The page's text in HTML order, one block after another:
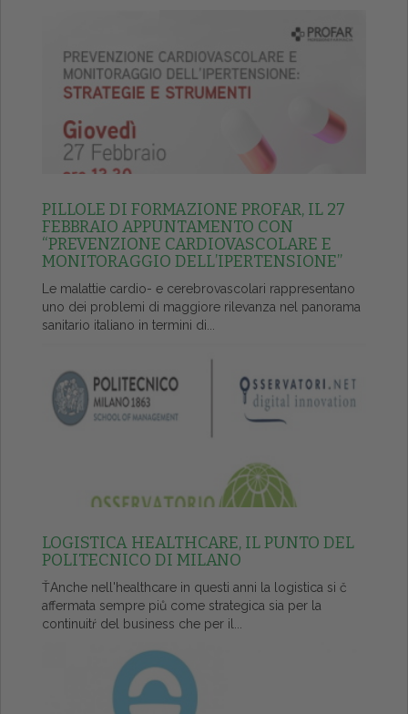
PILLOLE DI FORMAZIONE PROFAR, IL 27
FEBBRAIO APPUNTAMENTO CON
“PREVENZIONE CARDIOVASCOLARE E
MONITORAGGIO DELL’IPERTENSIONE”
Le malattie cardio- e cerebrovascolari rappresentano
uno dei problemi di maggiore rilevanza nel panorama
sanitario italiano in termini di...
LOGISTICA HEALTHCARE, IL PUNTO DEL
POLITECNICO DI MILANO
ŤAnche nell'healthcare in questi anni la logistica si č
affermata sempre piů come strategica sia per la
continuitŕ del business che per il...